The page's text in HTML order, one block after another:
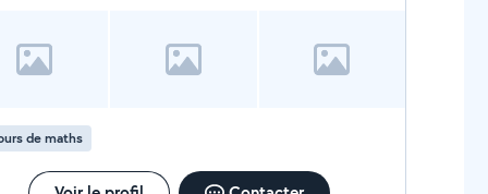
de maths